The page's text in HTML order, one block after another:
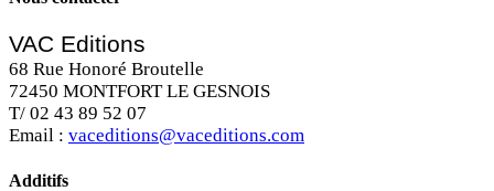
VAC Editions
68 Rue Honoré Broutelle
72450 MONTFORT LE GESNOIS
T/ 02 43 89 52 07
Email : vaceditions@vaceditions.com
Additifs